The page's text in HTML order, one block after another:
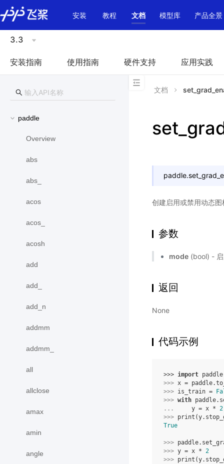
\u200E
安装
教程 文档 模型库 产品全景
3.3
安装指南 使用指南 硬件支持 应用实践
paddle
Overview
abs
abs_
acos
acos_
acosh
add
add_
add_n
addmm
addmm_
all
allclose
amax
amin
angle
文档
paddle.
创建启用或禁用动态
参数
mode (bool) -
返回
None
代码示例
>>> import paddle
>>> x = paddle.
>>> is_train =
>>> with paddle.
...
y = x * 2
>>> print (y.
True
>>> paddle.
>>> y = x * 2
>>> print (y.